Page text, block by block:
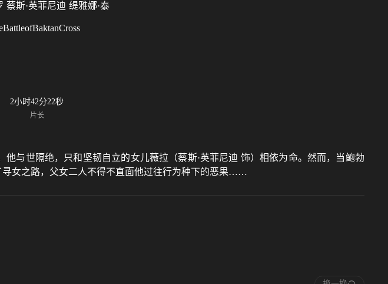
蔡斯·英菲尼迪 缇雅娜·泰
2小时42分22秒
片长
与世隔绝，只和坚韧自立的女儿薇拉（蔡斯·英菲尼迪 饰）相依为命。然而，当鲍勃
寻女之路，父女二人不得不直面他过往行为种下的恶果……